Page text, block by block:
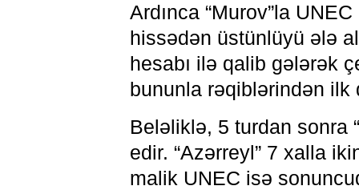
Ardınca “Murov”la
hissədən üstünlüyü ələ
hesabı ilə qalib gələrək
bununla rəqiblərindən ilk
Beləliklə, 5 turdan sonra
edir. “Azərreyl” 7 xalla
malik UNEC isə